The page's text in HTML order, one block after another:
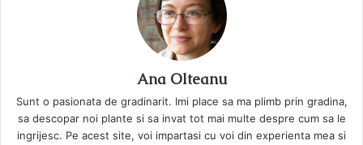
Ana Olteanu
Sunt o pasionata de gradinarit. Imi place sa ma plimb prin gradina,
sa descopar noi plante si sa invat tot mai multe despre cum sa le
ingrijesc. Pe acest site, voi impartasi cu voi din experienta mea si